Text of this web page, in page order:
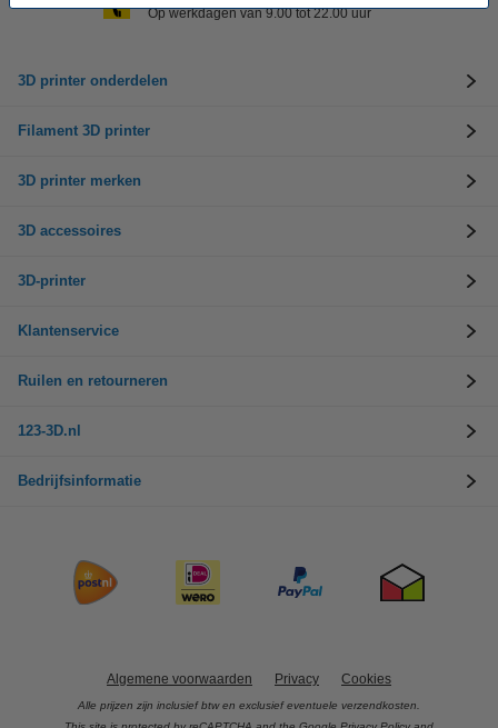
Op werkdagen van 9.00 tot 22.00 uur
3D printer onderdelen
Filament 3D printer
3D printer merken
3D accessoires
3D-printer
Klantenservice
Ruilen en retourneren
123-3D.nl
Bedrijfsinformatie
Algemene voorwaarden Privacy Cookies
Alle prijzen zijn inclusief btw en exclusief eventuele verzendkosten.